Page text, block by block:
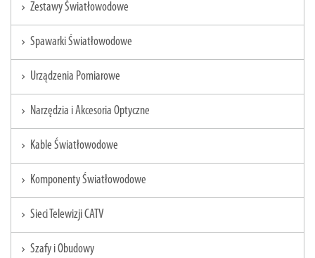
chevron_right Zestawy Światłowodowe
chevron_right Spawarki Światłowodowe
chevron_right Urządzenia Pomiarowe
chevron_right Narzędzia i Akcesoria Optyczne
chevron_right Kable Światłowodowe
chevron_right Komponenty Światłowodowe
chevron_right Sieci Telewizji CATV
chevron_right Szafy i Obudowy